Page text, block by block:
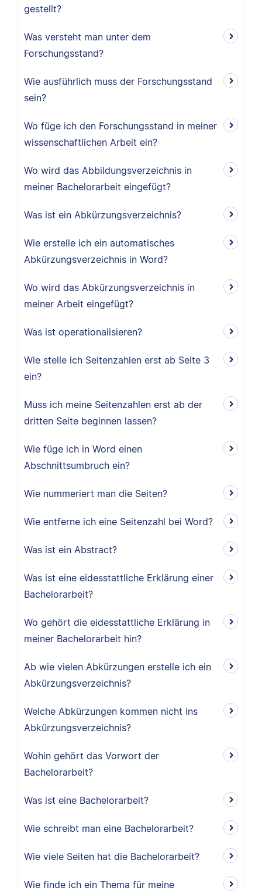
gestellt?
Was versteht man unter dem
Forschungsstand?
Wie ausführlich muss der Forschungsstand
sein?
Wo füge ich den Forschungsstand in meiner
wissenschaftlichen Arbeit ein?
Wo wird das Abbildungsverzeichnis in
meiner Bachelorarbeit eingefügt?
Was ist ein Abkürzungsverzeichnis?
Wie erstelle ich ein automatisches
Abkürzungsverzeichnis in Word?
Wo wird das Abkürzungsverzeichnis in
meiner Arbeit eingefügt?
Was ist operationalisieren?
Wie stelle ich Seitenzahlen erst ab Seite 3
ein?
Muss ich meine Seitenzahlen erst ab der
dritten Seite beginnen lassen?
Wie füge ich in Word einen
Abschnittsumbruch ein?
Wie nummeriert man die Seiten?
Wie entferne ich eine Seitenzahl bei Word?
Was ist ein Abstract?
Was ist eine eidesstattliche Erklärung einer
Bachelorarbeit?
Wo gehört die eidesstattliche Erklärung in
meiner Bachelorarbeit hin?
Ab wie vielen Abkürzungen erstelle ich ein
Abkürzungsverzeichnis?
Welche Abkürzungen kommen nicht ins
Abkürzungsverzeichnis?
Wohin gehört das Vorwort der
Bachelorarbeit?
Was ist eine Bachelorarbeit?
Wie schreibt man eine Bachelorarbeit?
Wie viele Seiten hat die Bachelorarbeit?
Wie finde ich ein Thema für meine